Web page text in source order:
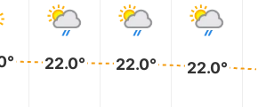
22.0° 22.0° 22.0°